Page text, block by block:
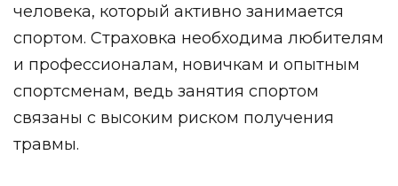
человека, который активно занимается
спортом. Страховка необходима любителям
и профессионалам, новичкам и опытным
спортсменам, ведь занятия спортом
связаны с высоким риском получения
травмы.